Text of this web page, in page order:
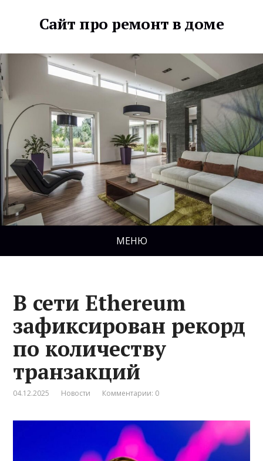
Сайт про ремонт в доме
МЕНЮ
В сети Ethereum
зафиксирован рекорд
по количеству
транзакций
04.12.2025 Новости Комментарии: 0